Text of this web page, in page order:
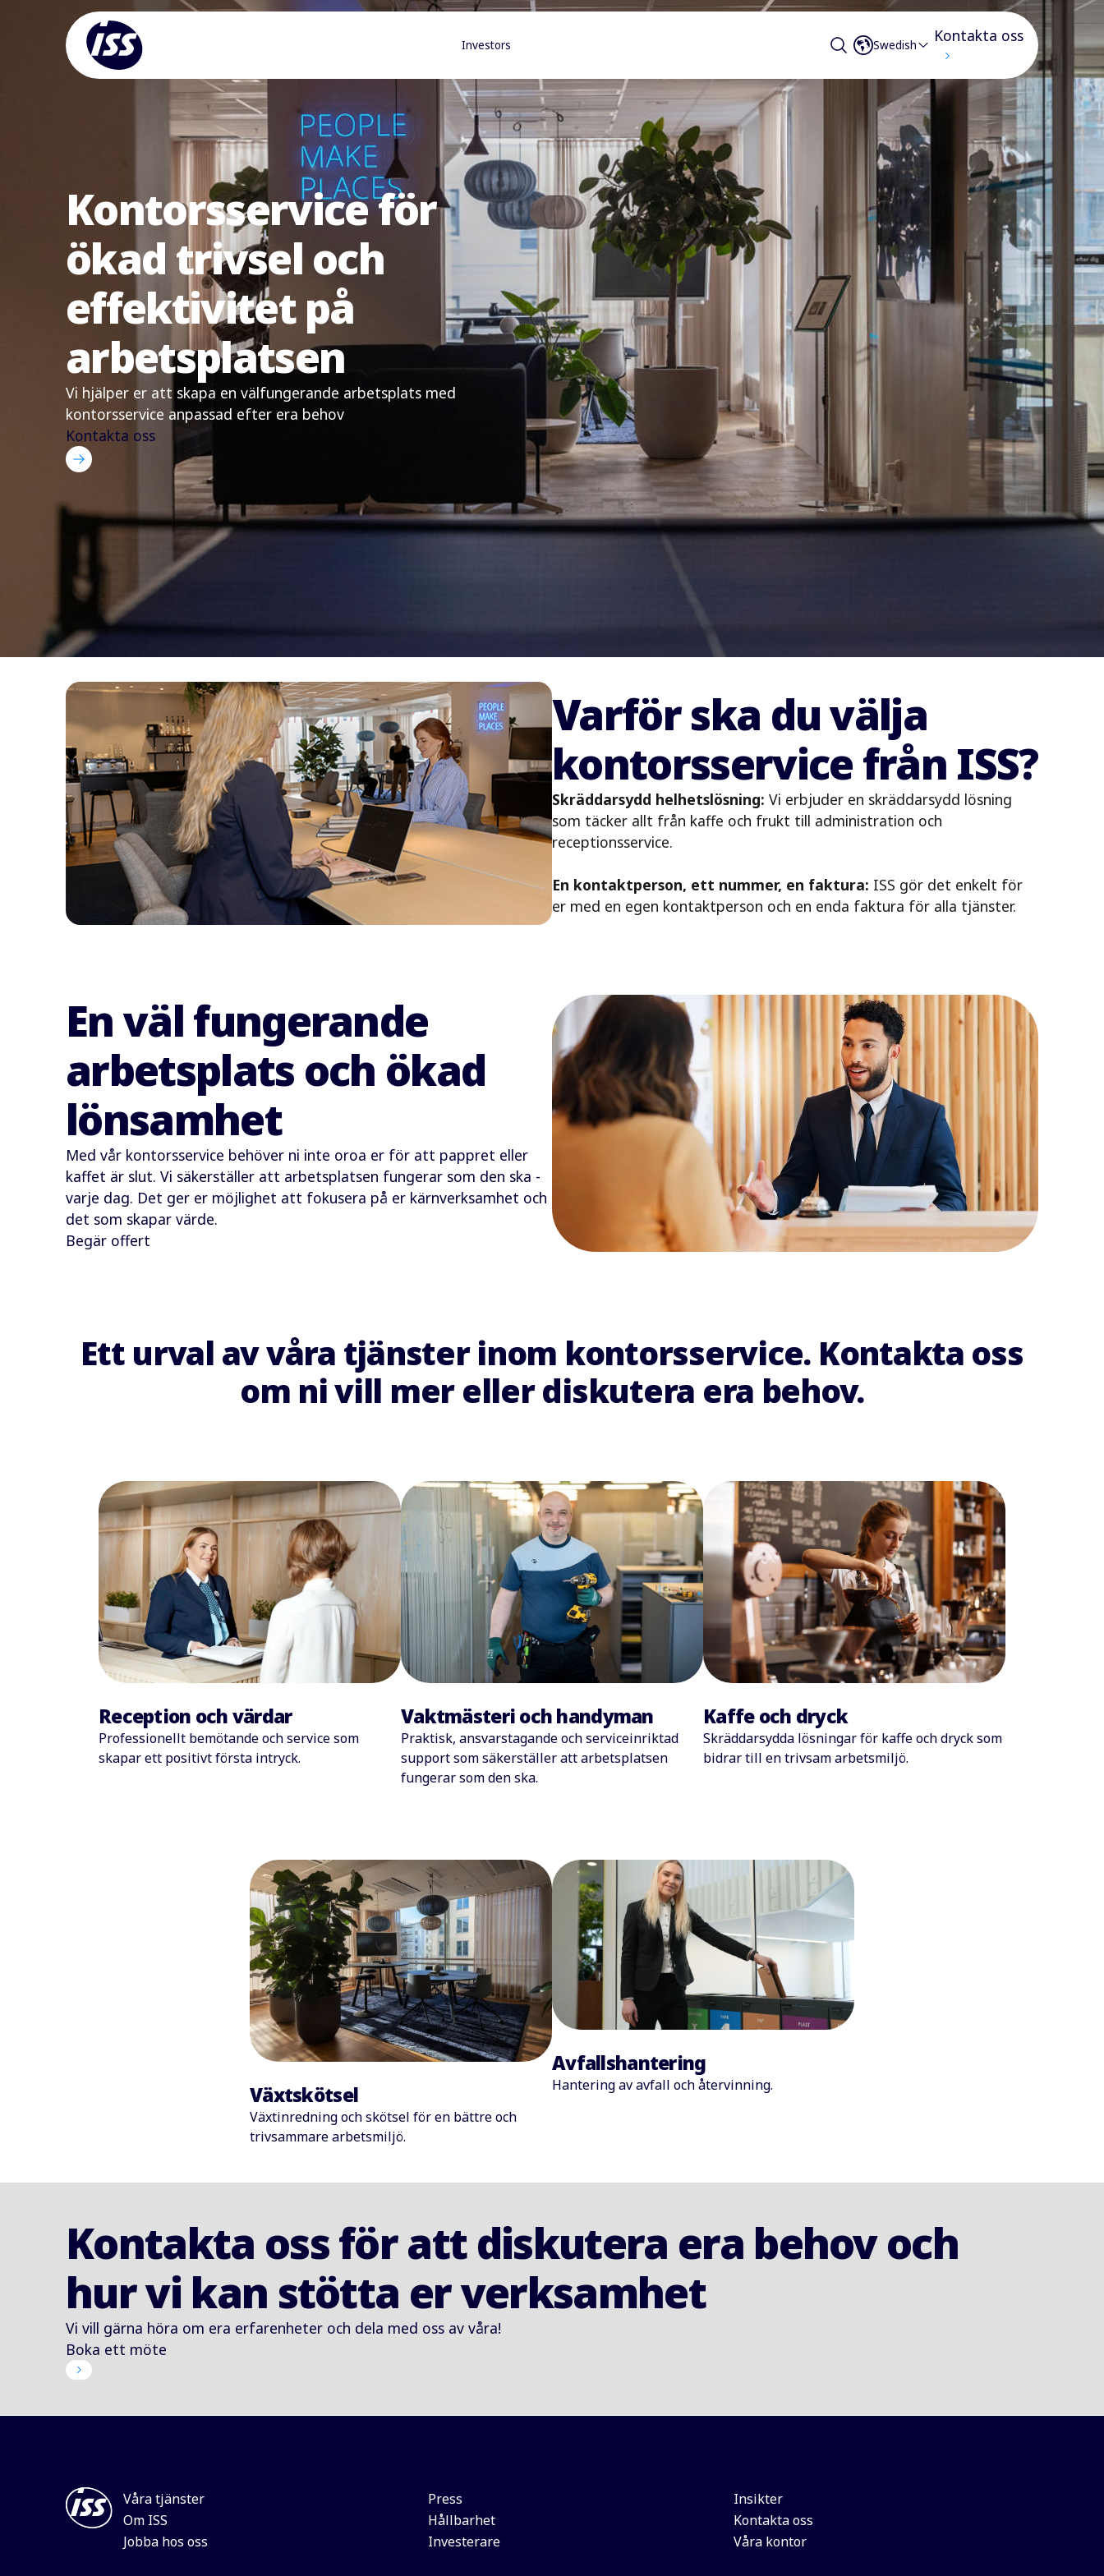
Investors Swedish Kontakta oss
Kontorsservice för
ökad trivsel och
effektivitet på
arbetsplatsen
Vi hjälper er att skapa en välfungerande arbetsplats med
kontorsservice anpassad efter era behov
Kontakta oss
Varför ska du välja
kontorsservice från ISS?
Skräddarsydd helhetslösning: Vi erbjuder en skräddarsydd lösning
som täcker allt från kaffe och frukt till administration och
receptionsservice.
En kontaktperson, ett nummer, en faktura: ISS gör det enkelt för
er med en egen kontaktperson och en enda faktura för alla tjänster.
En väl fungerande
arbetsplats och ökad
lönsamhet
Med vår kontorsservice behöver ni inte oroa er för att pappret eller
kaffet är slut. Vi säkerställer att arbetsplatsen fungerar som den ska -
varje dag. Det ger er möjlighet att fokusera på er kärnverksamhet och
det som skapar värde.
Begär offert
Ett urval av våra tjänster inom kontorsservice. Kontakta oss
om ni vill mer eller diskutera era behov.
Reception och värdar
Professionellt bemötande och service som
skapar ett positivt första intryck.
Vaktmästeri och handyman
Praktisk, ansvarstagande och serviceinriktad
support som säkerställer att arbetsplatsen
fungerar som den ska.
Kaffe och dryck
Skräddarsydda lösningar för kaffe och dryck som
bidrar till en trivsam arbetsmiljö.
Växtskötsel
Växtinredning och skötsel för en bättre och
trivsammare arbetsmiljö.
Avfallshantering
Hantering av avfall och återvinning.
Kontakta oss för att diskutera era behov och
hur vi kan stötta er verksamhet
Vi vill gärna höra om era erfarenheter och dela med oss av våra!
Boka ett möte
Våra tjänster
Om ISS
Jobba hos oss
Press
Hållbarhet
Investerare
Insikter
Kontakta oss
Våra kontor